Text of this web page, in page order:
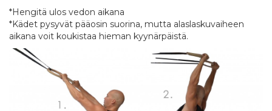
*Hengitä ulos vedon aikana
*Kädet pysyvät pääosin suorina, mutta alaslaskuvaiheen
aikana voit koukistaa hieman kyynärpäistä.